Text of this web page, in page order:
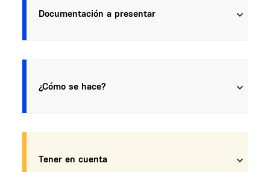
Documentación a presentar
¿Cómo se hace?
Tener en cuenta